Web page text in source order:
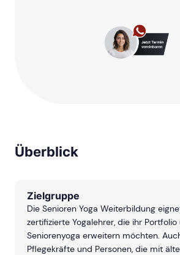
Überblick
Zielgruppe
Die Senioren Yoga Weiterbildung
zertifizierte Yogalehrer, die ihr Portfolio
Seniorenyoga erweitern möchten.
Pflegekräfte und Personen, die mit